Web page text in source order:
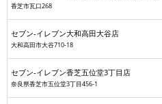
香芝市瓦口268
セブン-イレブン大和高田大谷店
大和高田市大谷710-18
セブン-イレブン香芝五位堂3丁目店
奈良県香芝市五位堂3丁目456-1